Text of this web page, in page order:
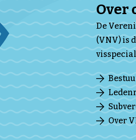
Over
De
(VNV) is
Over